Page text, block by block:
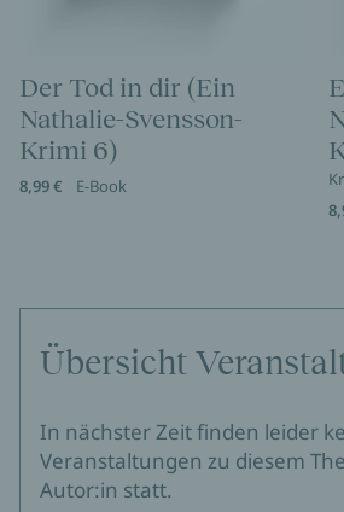
Der Tod in dir (Ein
Nathalie-Svensson-
Krimi 6)
8,99 € E-Book
Übersicht
In nächster Zeit finden leider
Veranstaltungen zu diesem
Autor:in statt.